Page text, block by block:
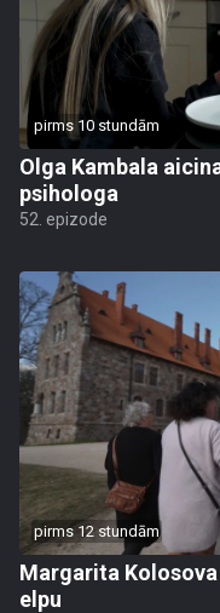
pirms 10 stundām
Olga Kambala
psihologa
52. epizode
pirms 12 stundām
Margarita
elpu